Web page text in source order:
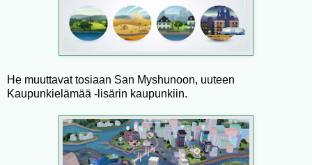
He muuttavat tosiaan San Myshunoon, uuteen
Kaupunkielämää -lisärin kaupunkiin.